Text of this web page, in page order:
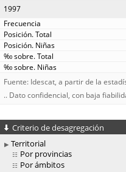
1997
Fuente: Idescat, a partir de la
.. Dato confidencial, con baja
Criterio de desagregación
Territorial
Por provincias
Por ámbitos